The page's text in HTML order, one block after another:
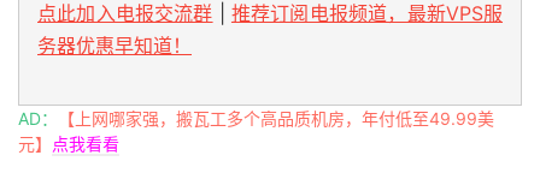
点此加入电报交流群
推荐订阅电报频道，最新VPS服
务器优惠早知道！
AD：
【上网哪家强，搬瓦工多个高品质机房，年付低至49.99美
元】 点我看看